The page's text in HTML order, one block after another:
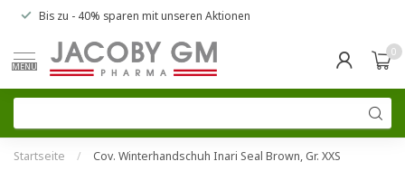
Bis zu - 40% sparen mit unseren Aktionen
MENU
0
Startseite / Cov. Winterhandschuh Inari Seal Brown, Gr. XXS